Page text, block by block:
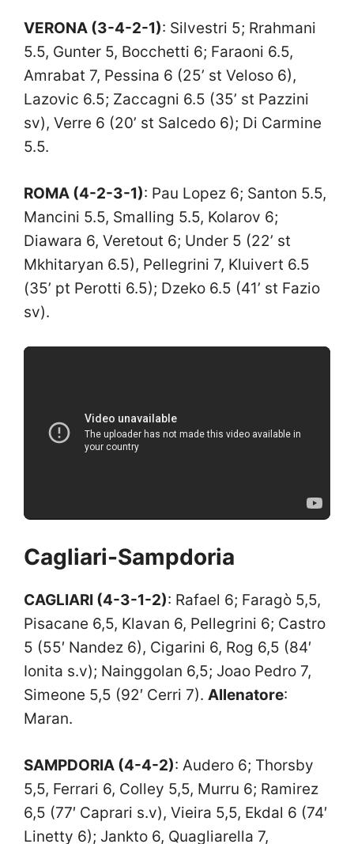
VERONA (3-4-2-1): Silvestri 5; Rrahmani
5.5, Gunter 5, Bocchetti 6; Faraoni 6.5,
Amrabat 7, Pessina 6 (25’ st Veloso 6),
Lazovic 6.5; Zaccagni 6.5 (35’ st Pazzini
sv), Verre 6 (20’ st Salcedo 6); Di Carmine
5.5.
ROMA (4-2-3-1): Pau Lopez 6; Santon 5.5,
Mancini 5.5, Smalling 5.5, Kolarov 6;
Diawara 6, Veretout 6; Under 5 (22’ st
Mkhitaryan 6.5), Pellegrini 7, Kluivert 6.5
(35’ pt Perotti 6.5); Dzeko 6.5 (41’ st Fazio
sv).
Cagliari-Sampdoria
CAGLIARI (4-3-1-2): Rafael 6; Faragò 5,5,
Pisacane 6,5, Klavan 6, Pellegrini 6; Castro
5 (55′ Nandez 6), Cigarini 6, Rog 6,5 (84′
Ionita s.v); Nainggolan 6,5; Joao Pedro 7,
Simeone 5,5 (92′ Cerri 7). Allenatore:
Maran.
SAMPDORIA (4-4-2): Audero 6; Thorsby
5,5, Ferrari 6, Colley 5,5, Murru 6; Ramirez
6,5 (77′ Caprari s.v), Vieira 5,5, Ekdal 6 (74′
Linetty 6); Jankto 6, Quagliarella 7,